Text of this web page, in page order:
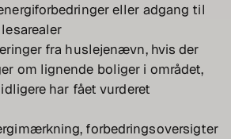
eller adgang til
fra huslejenævn, hvis der
om lignende boliger i området,
har fået vurderet
forbedringsoversigter